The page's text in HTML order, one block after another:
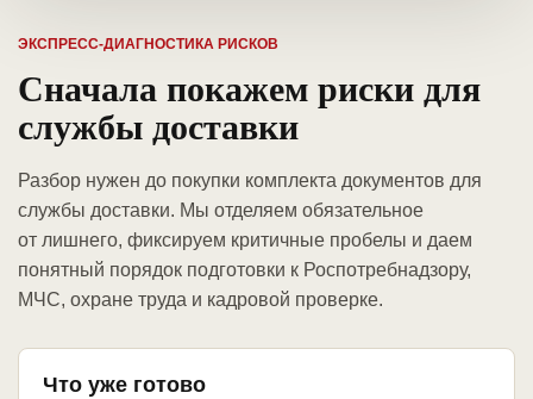
ЭКСПРЕСС-ДИАГНОСТИКА РИСКОВ
Сначала покажем риски для
службы доставки
Разбор нужен до покупки комплекта документов для
службы доставки. Мы отделяем обязательное
от лишнего, фиксируем критичные пробелы и даем
понятный порядок подготовки к Роспотребнадзору,
МЧС, охране труда и кадровой проверке.
Что уже готово